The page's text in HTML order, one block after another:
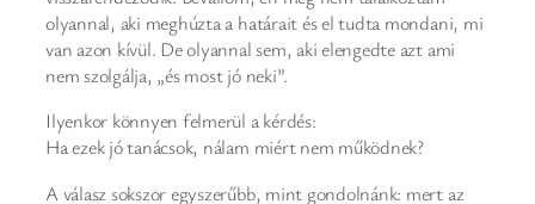
olyannal, aki meghúzta a határait és el tudta mondani, mi
van azon kívül. De olyannal sem, aki elengedte azt ami
nem szolgálja, „és most jó neki”.
Ilyenkor könnyen felmerül a kérdés:
Ha ezek jó tanácsok, nálam miért nem működnek?
A válasz sokszor egyszerűbb, mint gondolnánk: mert az